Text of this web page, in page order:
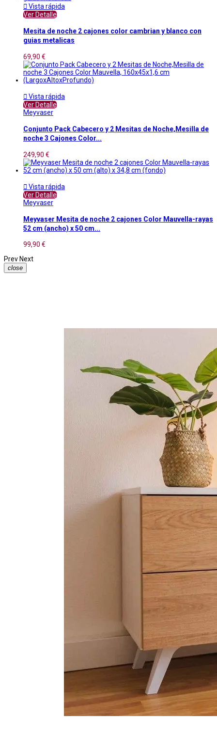
 Vista rápida
Ver Detalle
Mesita de noche 2 cajones color cambrian y blanco con
guias metalicas
69,90 €
 Vista rápida
Ver Detalle
Meyvaser
Conjunto Pack Cabecero y 2 Mesitas de Noche,Mesilla de
noche 3 Cajones Color...
249,90 €
 Vista rápida
Ver Detalle
Meyvaser
Meyvaser Mesita de noche 2 cajones Color Mauvella-rayas
52 cm (ancho) x 50 cm...
99,90 €
Prev Next
close